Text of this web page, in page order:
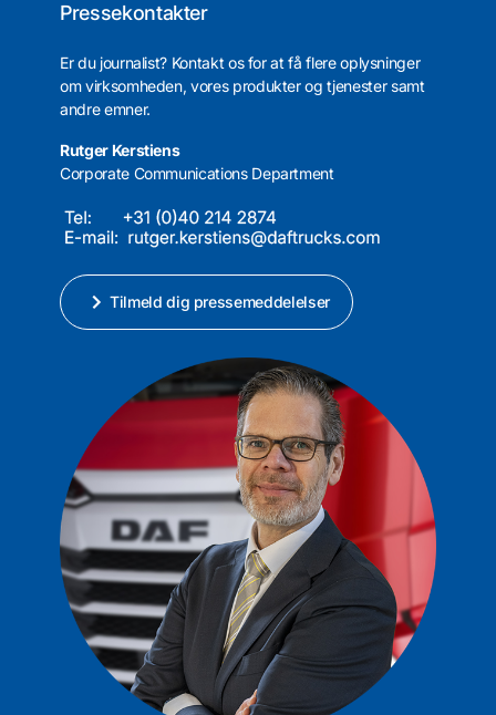
Pressekontakter
Er du journalist? Kontakt os for at få flere oplysninger
om virksomheden, vores produkter og tjenester samt
andre emner.
Rutger Kerstiens
Corporate Communications Department
Tilmeld dig pressemeddelelser